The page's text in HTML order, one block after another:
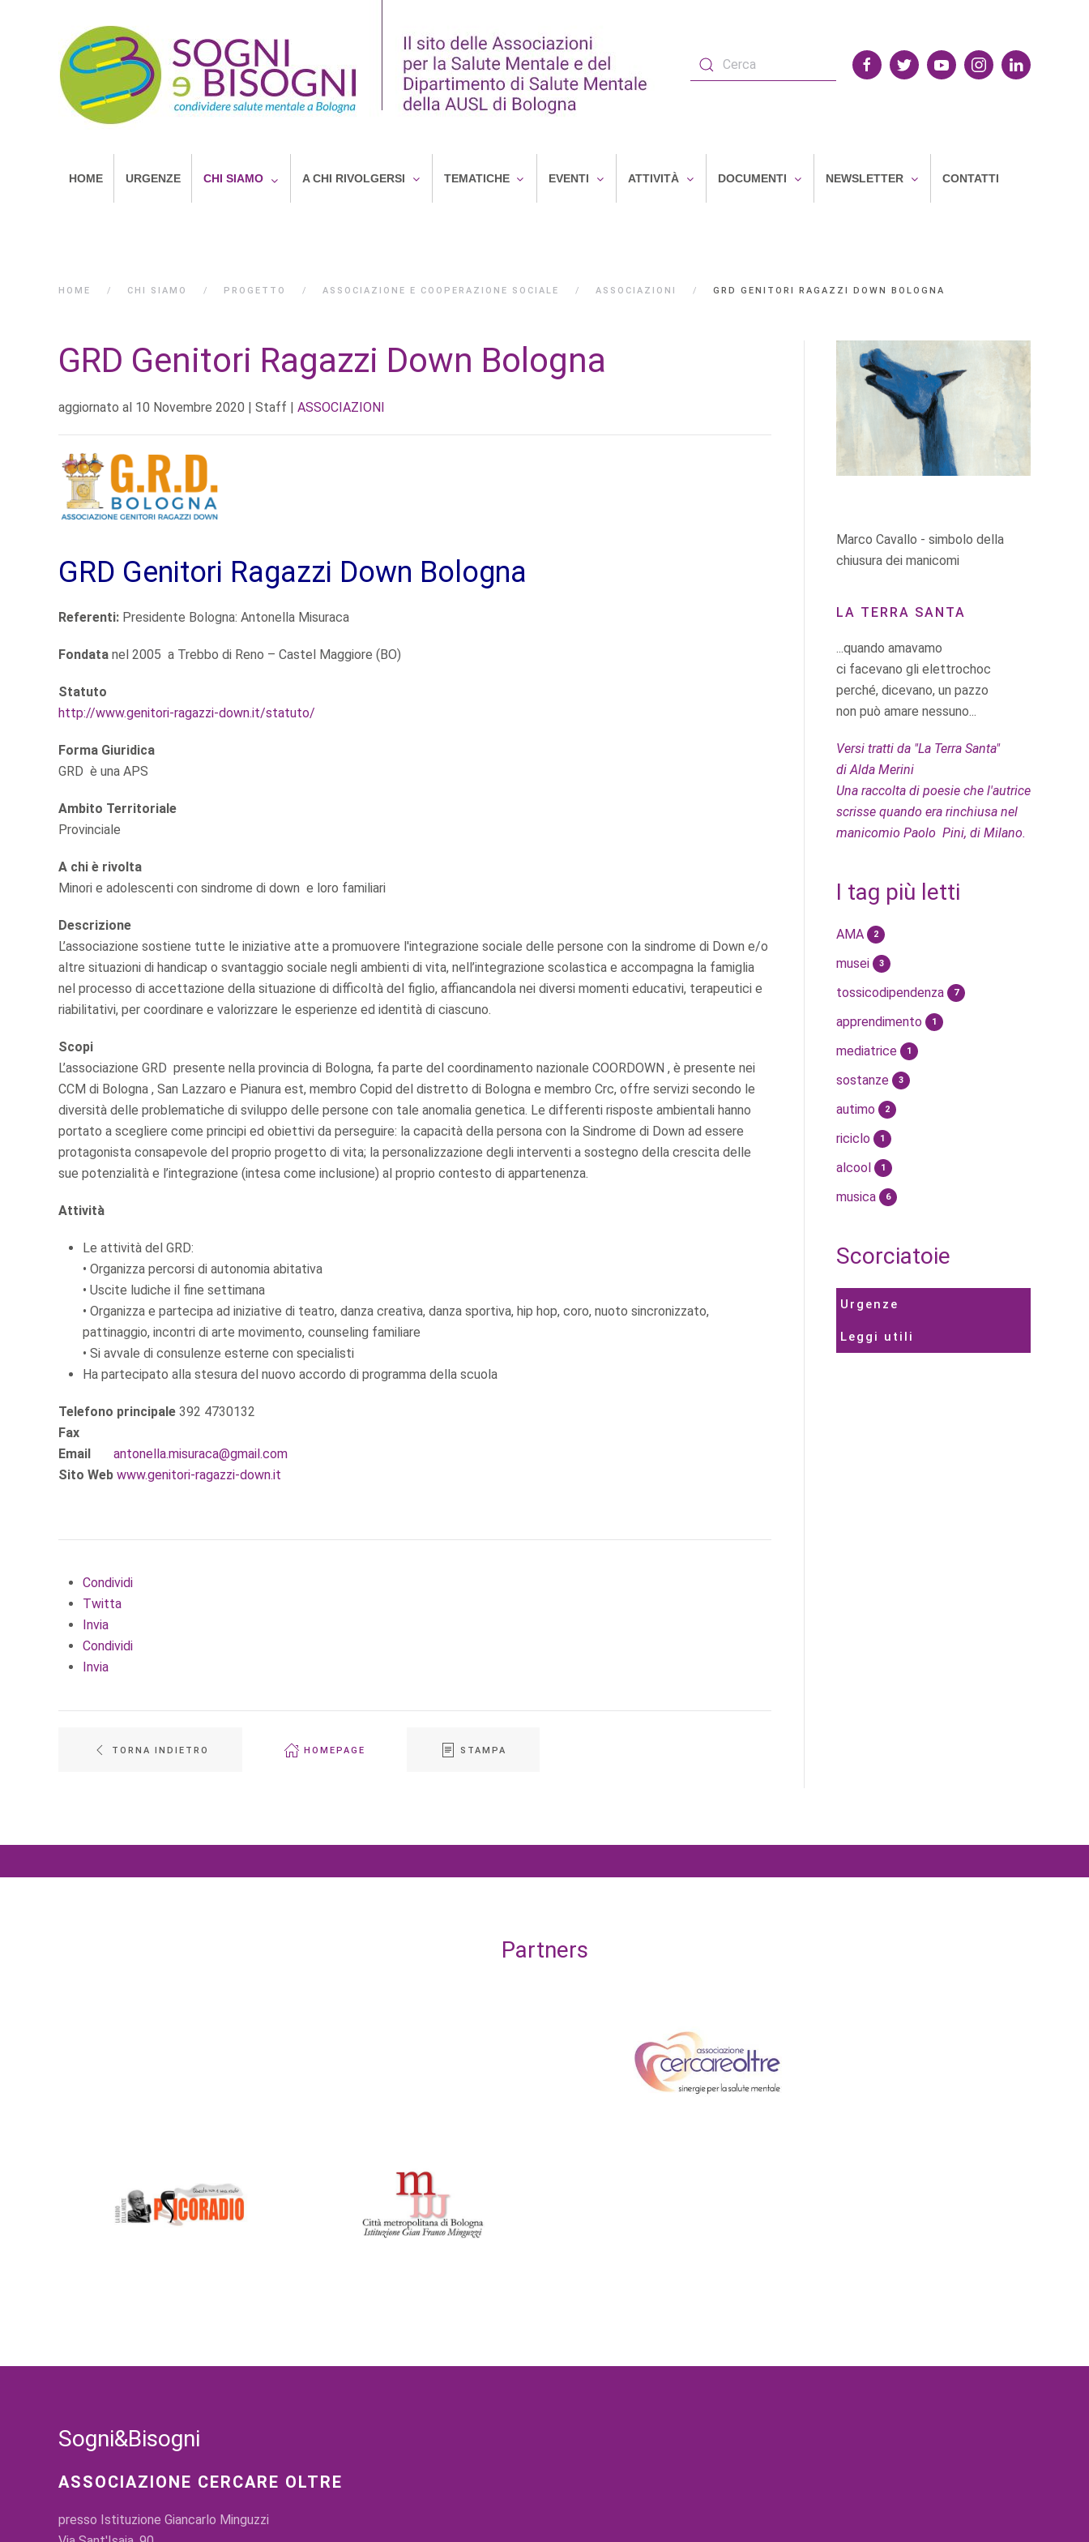
HOME URGENZE CHI SIAMO A CHI RIVOLGERSI TEMATICHE EVENTI ATTIVITÀ DOCUMENTI NEWSLETTER CONTATTI
HOME CHI SIAMO PROGETTO ASSOCIAZIONE E COOPERAZIONE SOCIALE ASSOCIAZIONI GRD GENITORI RAGAZZI DOWN BOLOGNA
GRD Genitori Ragazzi Down Bologna
aggiornato al 10 Novembre 2020 | Staff | ASSOCIAZIONI
GRD Genitori Ragazzi Down Bologna
Referenti: Presidente Bologna: Antonella Misuraca
Fondata nel 2005 a Trebbo di Reno – Castel Maggiore (BO)
Statuto
http://www.genitori-ragazzi-down.it/statuto/
Forma Giuridica
GRD è una APS
Ambito Territoriale
Provinciale
A chi è rivolta
Minori e adolescenti con sindrome di down e loro familiari
Descrizione
L’associazione sostiene tutte le iniziative atte a promuovere l'integrazione sociale delle persone con la sindrome di Down e/o
altre situazioni di handicap o svantaggio sociale negli ambienti di vita, nell’integrazione scolastica e accompagna la famiglia
nel processo di accettazione della situazione di difficoltà del figlio, affiancandola nei diversi momenti educativi, terapeutici e
riabilitativi, per coordinare e valorizzare le esperienze ed identità di ciascuno.
Scopi
L’associazione GRD presente nella provincia di Bologna, fa parte del coordinamento nazionale COORDOWN , è presente nei
CCM di Bologna , San Lazzaro e Pianura est, membro Copid del distretto di Bologna e membro Crc, offre servizi secondo le
diversità delle problematiche di sviluppo delle persone con tale anomalia genetica. Le differenti risposte ambientali hanno
portato a scegliere come principi ed obiettivi da perseguire: la capacità della persona con la Sindrome di Down ad essere
protagonista consapevole del proprio progetto di vita; la personalizzazione degli interventi a sostegno della crescita delle
sue potenzialità e l’integrazione (intesa come inclusione) al proprio contesto di appartenenza.
Attività
Le attività del GRD:
• Organizza percorsi di autonomia abitativa
• Uscite ludiche il fine settimana
• Organizza e partecipa ad iniziative di teatro, danza creativa, danza sportiva, hip hop, coro, nuoto sincronizzato,
pattinaggio, incontri di arte movimento, counseling familiare
• Si avvale di consulenze esterne con specialisti
Ha partecipato alla stesura del nuovo accordo di programma della scuola
Telefono principale 392 4730132
Fax
Email
antonella.misuraca@gmail.com
Sito Web www.genitori-ragazzi-down.it
Condividi
Twitta
Invia
Condividi
Invia
TORNA INDIETRO HOMEPAGE STAMPA
Marco Cavallo - simbolo della
chiusura dei manicomi
LA TERRA SANTA
...quando amavamo
ci facevano gli elettrochoc
perché, dicevano, un pazzo
non può amare nessuno...
Versi tratti da "La Terra Santa"
di Alda Merini
Una raccolta di poesie che l'autrice
scrisse quando era rinchiusa nel
manicomio Paolo Pini, di Milano.
I tag più letti
AMA 2
musei 3
tossicodipendenza 7
apprendimento 1
mediatrice 1
sostanze 3
autimo 2
riciclo 1
alcool 1
musica 6
Scorciatoie
Urgenze
Leggi utili
Partners
Sogni&Bisogni
ASSOCIAZIONE CERCARE OLTRE
presso Istituzione Giancarlo Minguzzi